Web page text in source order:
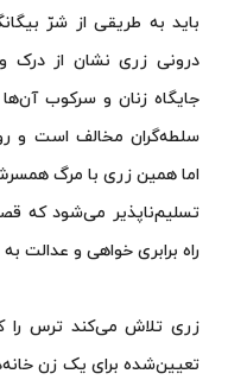
باید به طریقی از شرّ
درونی زری نشان از درک
جایگاه زنان و سرکوب
سلطه‌گران مخالف است و
اما همین زری با مرگ
تسلیم‌ناپذیر می‌شود که
راه برابری خواهی و عدالت
زری تلاش می‌کند ترس را
تعیین‌شده برای یک زن